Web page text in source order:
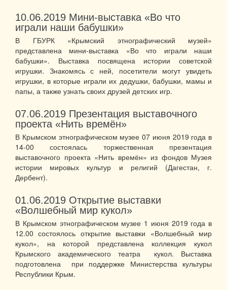
10.06.2019 Мини-выставка «Во что
играли наши бабушки»
В ГБУРК «Крымский этнографический музей»
представлена мини-выставка «Во что играли наши
бабушки». Выставка посвящена истории советской
игрушки. Знакомясь с ней, посетители могут увидеть
игрушки, в которые играли их дедушки, бабушки, мамы и
папы, а также узнать своих друзей детских игр.
07.06.2019 Презентация выставочного
проекта «Нить времён»
В Крымском этнографическом музее 07 июня 2019 года в
14-00 состоялась торжественная презентация
выставочного проекта «Нить времён» из фондов Музея
истории мировых культур и религий (Дагестан, г.
Дербент).
01.06.2019 Открытие выставки
«Волшебный мир кукол»
В Крымском этнографическом музее 1 июня 2019 года в
12.00 состоялось открытие выставки «Волшебный мир
кукол», на которой представлена коллекция кукол
Крымского академического театра кукол. Выставка
подготовлена при поддержке Министерства культуры
Республики Крым.